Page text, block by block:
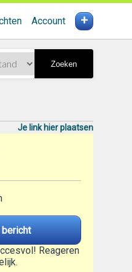
Account +
Zoeken
Je link hier plaatsen
bericht
Reageren